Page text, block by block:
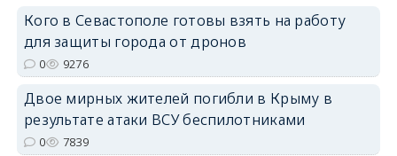
erid: 2SDnjdvhGXG
Кого в Севастополе готовы взять на работу
для защиты города от дронов
0 9276
Двое мирных жителей погибли в Крыму в
результате атаки ВСУ беспилотниками
0 7839